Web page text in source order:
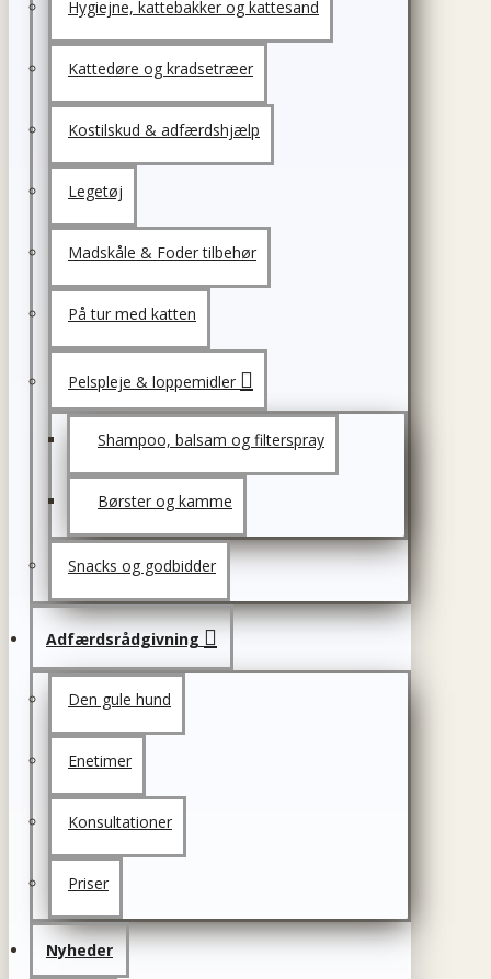
Hygiejne, kattebakker og kattesand
Kattedøre og kradsetræer
Kostilskud & adfærdshjælp
Legetøj
Madskåle & Foder tilbehør
På tur med katten
Pelspleje & loppemidler
Shampoo, balsam og filterspray
Børster og kamme
Snacks og godbidder
Adfærdsrådgivning
Den gule hund
Enetimer
Konsultationer
Priser
Nyheder